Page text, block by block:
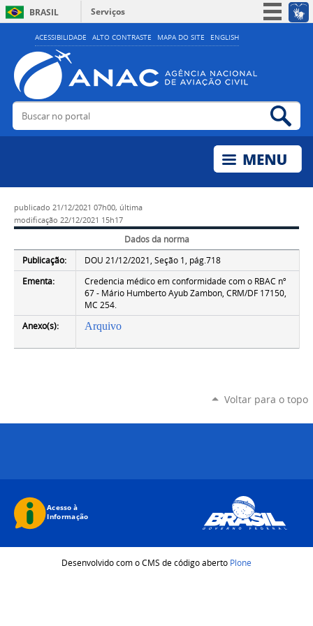
ACESSIBILIDADE ALTO CONTRASTE MAPA DO SITE ENGLISH
BRASIL
Serviços
Simplifique!
Acesso à informação
Legislação
Buscar no portal
publicado 21/12/2021 07h00, última
modificação 22/12/2021 15h17
Dados da norma
Publicação:
DOU 21/12/2021, Seção 1, pág.718
Ementa:
Credencia médico em conformidade com o RBAC nº
67 - Mário Humberto Ayub Zambon, CRM/DF 17150,
MC 254.
Anexo(s):
Arquivo
Voltar para o topo
Desenvolvido com o CMS de código aberto Plone